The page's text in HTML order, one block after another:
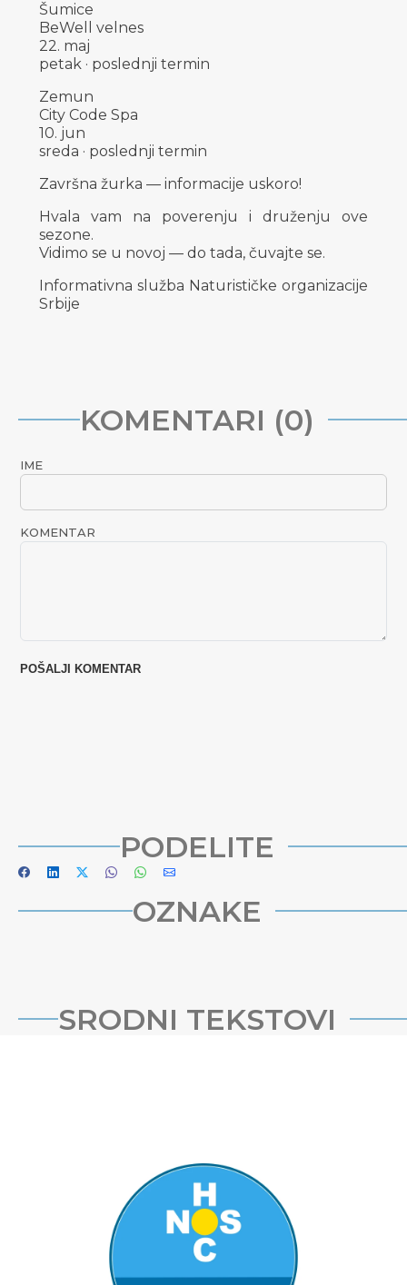
Šumice
BeWell velnes
22. maj
petak · poslednji termin
Zemun
City Code Spa
10. jun
sreda · poslednji termin
Završna žurka — informacije uskoro!
Hvala vam na poverenju i druženju ove
sezone.
Vidimo se u novoj — do tada, čuvajte se.
Informativna služba Naturističke organizacije
Srbije
KOMENTARI (0)
IME
KOMENTAR
PODELITE
OZNAKE
SRODNI TEKSTOVI